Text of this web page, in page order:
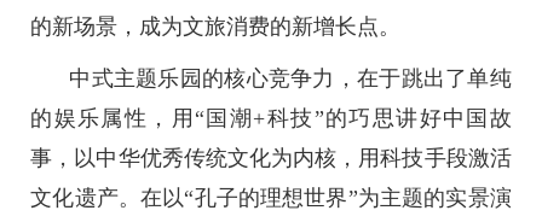
的新场景，成为文旅消费的新增长点。
中式主题乐园的核心竞争力，在于跳出了单纯
的娱乐属性，用“国潮+科技”的巧思讲好中国故
事，以中华优秀传统文化为内核，用科技手段激活
文化遗产。在以“孔子的理想世界”为主题的实景演